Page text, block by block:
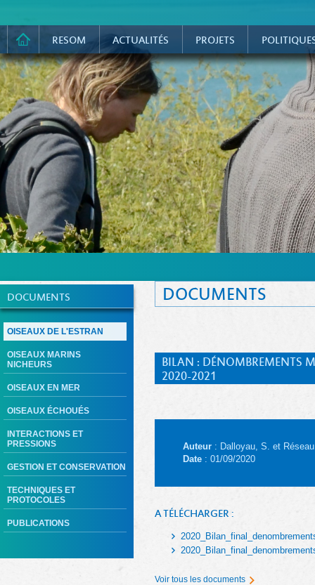
RESOM ACTUALITÉS PROJETS
DOCUMENTS
OISEAUX DE L'ESTRAN
OISEAUX MARINS
NICHEURS
OISEAUX EN MER
OISEAUX ÉCHOUÉS
INTERACTIONS ET
PRESSIONS
GESTION ET CONSERVATION
TECHNIQUES ET
PROTOCOLES
PUBLICATIONS
DOCUMENTS
BILAN : DÉNOMBREMENTS
2020-2021
Auteur : Dalloyau, S. et
Date : 01/09/2020
A TÉLÉCHARGER :
Voir tous les documents